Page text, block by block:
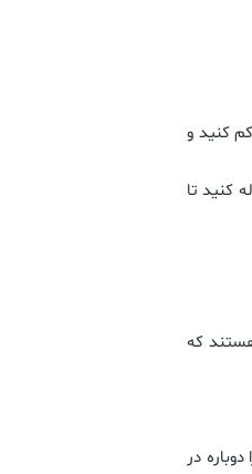
کنید و
کنید تا
که
را دوباره در